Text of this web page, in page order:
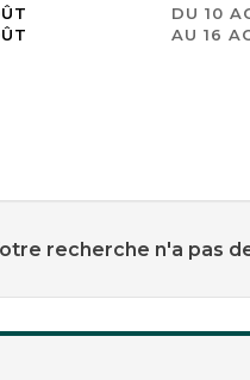
DU 10
AU 16
recherche n'a pas